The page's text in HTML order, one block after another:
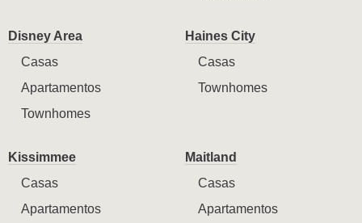
Disney Area
Casas
Apartamentos
Townhomes
Haines City
Casas
Townhomes
Kissimmee
Casas
Apartamentos
Maitland
Casas
Apartamentos